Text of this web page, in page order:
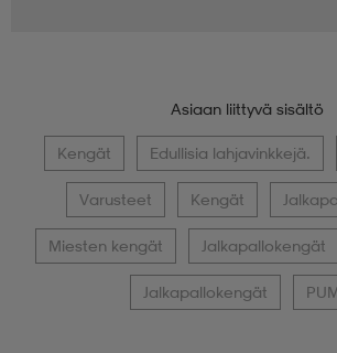
Asiaan liittyvä sisältö
Kengät Edullisia lahjavinkkejä.
Varusteet Kengät
Miesten kengät Jalkapallokengät
Jalkapallokengät